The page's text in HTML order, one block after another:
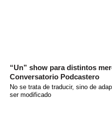
“Un” show para distintos
Conversatorio Podcastero
No se trata de traducir, sino de
ser modificado